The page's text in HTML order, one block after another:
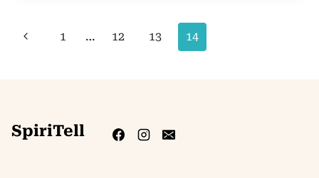
Навигация
Предишна
1 … 12 13 14
SpiriTell